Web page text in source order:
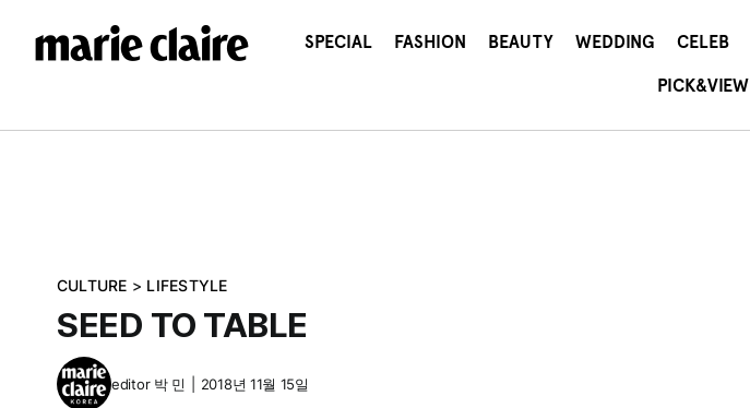
건
SPECIAL FASHION BEAUTY WEDDING CELEB
PICK&VIEW
CULTURE > LIFESTYLE
SEED TO TABLE
editor 박 민 2018년 11월 15일